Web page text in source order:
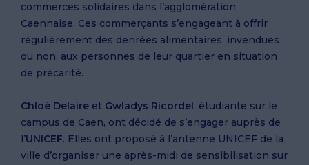
commerces solidaires dans l’agglomération
Caennaise. Ces commerçants s’engageant à offrir
régulièrement des denrées alimentaires, invendues
ou non, aux personnes de leur quartier en situation
de précarité.
Chloé Delaire et Gwladys Ricordel, étudiante sur le
campus de Caen, ont décidé de s’engager auprès de
l’UNICEF. Elles ont proposé à l’antenne UNICEF de la
ville d’organiser une après-midi de sensibilisation sur